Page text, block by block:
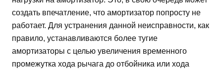
создать впечатление, что амортизатор попросту не
работает. Для устранения данной неисправности, как
правило, устанавливаются более тугие
амортизаторы с целью увеличения временного
промежутка хода рычага до отбойника или хода